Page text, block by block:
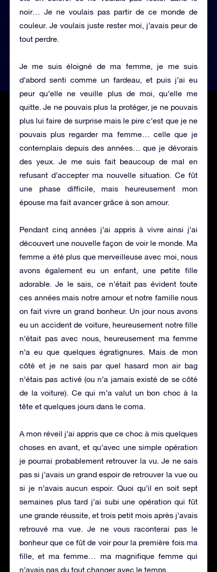
noir… Je ne voulais pas partir de ce monde de
couleur. Je voulais juste rester moi, j’avais peur de
tout perdre.
Je me suis éloigné de ma femme, je me suis
d’abord senti comme un fardeau, et puis j’ai eu
peur qu’elle ne veuille plus de moi, qu’elle me
quitte. Je ne pouvais plus la protéger, je ne pouvais
plus lui faire de surprise mais le pire c’est que je ne
pouvais plus regarder ma femme… celle que je
contemplais depuis des années… que je dévorais
des yeux. Je me suis fait beaucoup de mal en
refusant d’accepter ma nouvelle situation. Ce fût
une phase difficile, mais heureusement mon
épouse ma fait avancer grâce à son amour.
Pendant cinq années j’ai appris à vivre ainsi j’ai
découvert une nouvelle façon de voir le monde. Ma
femme a été plus que merveilleuse avec moi, nous
avons également eu un enfant, une petite fille
adorable. Je le sais, ce n’était pas évident toute
ces années mais notre amour et notre famille nous
on fait vivre un grand bonheur. Un jour nous avons
eu un accident de voiture, heureusement notre fille
n’était pas avec nous, heureusement ma femme
n’a eu que quelques égratignures. Mais de mon
côté et je ne sais par quel hasard mon air bag
n’étais pas activé (ou n’a jamais existé de se côté
de la voiture). Ce qui m’a valut un bon choc à la
tête et quelques jours dans le coma.
A mon réveil j’ai appris que ce choc à mis quelques
choses en avant, et qu’avec une simple opération
je pourrai probablement retrouver la vu. Je ne sais
pas si j’avais un grand espoir de retrouver la vue ou
si je n’avais aucun espoir. Quoi qu’il en soit sept
semaines plus tard j’ai subi une opération qui fût
une grande réussite, et trois petit mois après j’avais
retrouvé ma vue. Je ne vous raconterai pas le
bonheur que ce fût de voir pour la première fois ma
fille, et ma femme… ma magnifique femme qui
n’avais pas du tout changer avec le temps.